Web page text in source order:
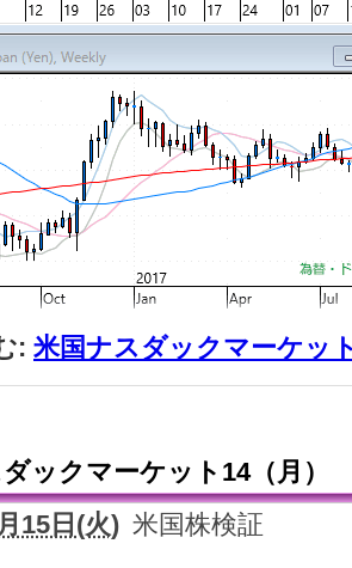
: 米国ナスダックマーケッ
ックマーケット14（月）
15日(火) 米国株検証